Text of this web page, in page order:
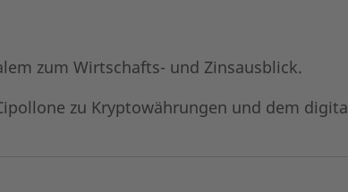
zum Wirtschafts- und Zinsausblick.
zu Kryptowährungen und dem